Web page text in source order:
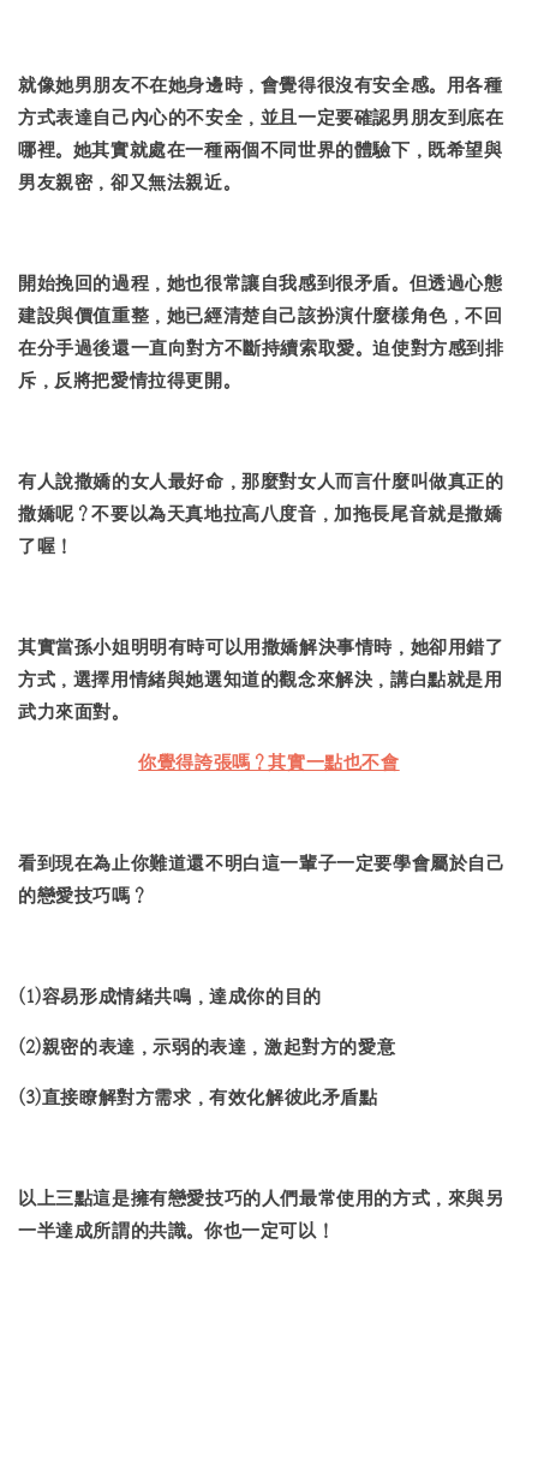
就像她男朋友不在她身邊時，會覺得很沒有安全感。用各種
方式表達自己內心的不安全，並且一定要確認男朋友到底在
哪裡。她其實就處在一種兩個不同世界的體驗下，既希望與
男友親密，卻又無法親近。
開始挽回的過程，她也很常讓自我感到很矛盾。但透過心態
建設與價值重整，她已經清楚自己該扮演什麼樣角色，不回
在分手過後還一直向對方不斷持續索取愛。迫使對方感到排
斥，反將把愛情拉得更開。
有人說撒嬌的女人最好命，那麼對女人而言什麼叫做真正的
撒嬌呢？不要以為天真地拉高八度音，加拖長尾音就是撒嬌
了喔！
其實當孫小姐明明有時可以用撒嬌解決事情時，她卻用錯了
方式，選擇用情緒與她選知道的觀念來解決，講白點就是用
武力來面對。
你覺得誇張嗎？其實一點也不會
看到現在為止你難道還不明白這一輩子一定要學會屬於自己
的戀愛技巧嗎？
(1)容易形成情緒共鳴，達成你的目的
(2)親密的表達，示弱的表達，激起對方的愛意
(3)直接瞭解對方需求，有效化解彼此矛盾點
以上三點這是擁有戀愛技巧的人們最常使用的方式，來與另
一半達成所謂的共識。你也一定可以！